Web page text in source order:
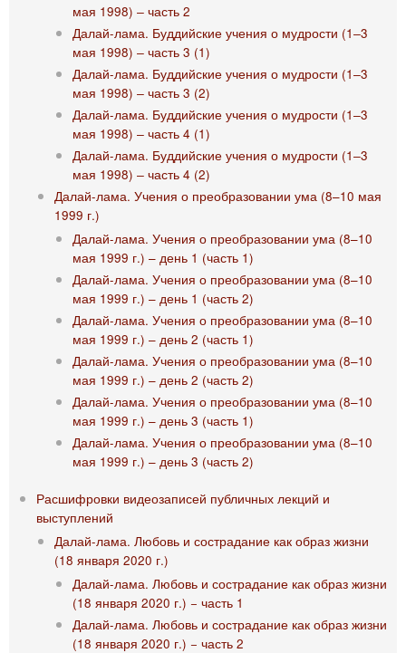
мая 1998) ‒ часть 2
Далай-лама. Буддийские учения о мудрости (1‒3
мая 1998) ‒ часть 3 (1)
Далай-лама. Буддийские учения о мудрости (1‒3
мая 1998) ‒ часть 3 (2)
Далай-лама. Буддийские учения о мудрости (1‒3
мая 1998) ‒ часть 4 (1)
Далай-лама. Буддийские учения о мудрости (1‒3
мая 1998) ‒ часть 4 (2)
Далай-лама. Учения о преобразовании ума (8–10 мая
1999 г.)
Далай-лама. Учения о преобразовании ума (8–10
мая 1999 г.) – день 1 (часть 1)
Далай-лама. Учения о преобразовании ума (8–10
мая 1999 г.) – день 1 (часть 2)
Далай-лама. Учения о преобразовании ума (8–10
мая 1999 г.) – день 2 (часть 1)
Далай-лама. Учения о преобразовании ума (8–10
мая 1999 г.) – день 2 (часть 2)
Далай-лама. Учения о преобразовании ума (8–10
мая 1999 г.) – день 3 (часть 1)
Далай-лама. Учения о преобразовании ума (8–10
мая 1999 г.) – день 3 (часть 2)
Расшифровки видеозаписей публичных лекций и
выступлений
Далай-лама. Любовь и сострадание как образ жизни
(18 января 2020 г.)
Далай-лама. Любовь и сострадание как образ жизни
(18 января 2020 г.) − часть 1
Далай-лама. Любовь и сострадание как образ жизни
(18 января 2020 г.) − часть 2